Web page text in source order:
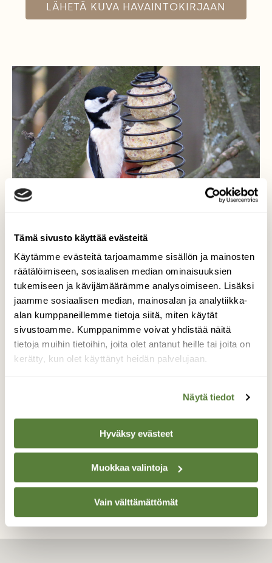
Tämä sivusto käyttää evästeitä
Käytämme evästeitä tarjoamamme sisällön ja mainosten
räätälöimiseen, sosiaalisen median ominaisuuksien
tukemiseen ja kävijämäärämme analysoimiseen. Lisäksi
jaamme sosiaalisen median, mainosalan ja analytiikka-
alan kumppaneillemme tietoja siitä, miten käytät
sivustoamme. Kumppanimme voivat yhdistää näitä
tietoja muihin tietoihin, joita olet antanut heille tai joita on
kerätty, kun olet käyttänyt heidän palvelujaan.
Näytä tiedot
Hyväksy evästeet
Muokkaa valintoja
Vain välttämättömät
LÄHETÄ KUVA HAVAINTOKIRJAAN
Vaihtelu virkistää
Käpytikka innostui pikkulinnuille
tarkoitetuista talipalloista - vaihtelu
virkistää, eihän sitä aina käpyjä jaksa!
Valokuvaaja: Jaana Talvinen, Heinola 23.10.2016